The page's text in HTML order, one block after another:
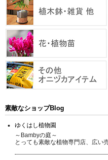
素敵なショップBlog
ゆくはし植物園
～Bambyの庭～
とっても素敵な植物専門店、広い